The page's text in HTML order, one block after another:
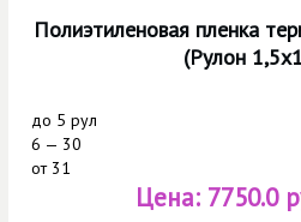
Полиэтиленовая пленка
(Рулон
до 5 рул
6 — 30
от31
Цена: 7750.0